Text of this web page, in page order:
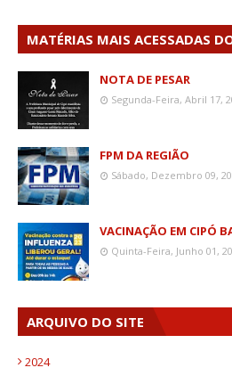
MATÉRIAS MAIS ACESSADAS
NOTA DE PESAR
Segunda-Feira, Abril 17,
FPM DA REGIÃO
Sábado, Dezembro 09,
VACINAÇÃO EM CIPÓ
Quinta-Feira, Junho 01,
ARQUIVO DO SITE
2024